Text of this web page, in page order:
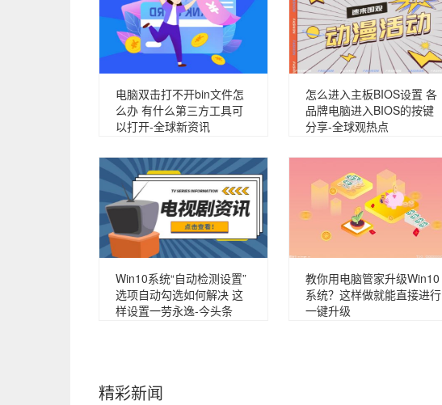
电脑双击打不开bin文件怎
么办 有什么第三方工具可
以打开-全球新资讯
怎么进入主板BIOS设置 各
品牌电脑进入BIOS的按键
分享-全球观热点
Win10系统“自动检测设置”
选项自动勾选如何解决 这
样设置一劳永逸-今头条
教你用电脑管家升级Win10
系统？这样做就能直接进行
一键升级
精彩新闻